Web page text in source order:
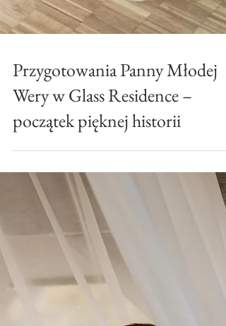
Przygotowania Panny Młodej
Wery w Glass Residence –
początek pięknej historii